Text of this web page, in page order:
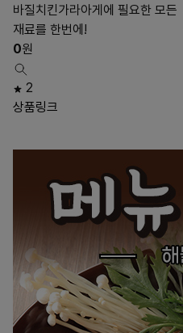
바질치킨가라아게에 필요한 모든
재료를 한번에!
0원
2
상품링크